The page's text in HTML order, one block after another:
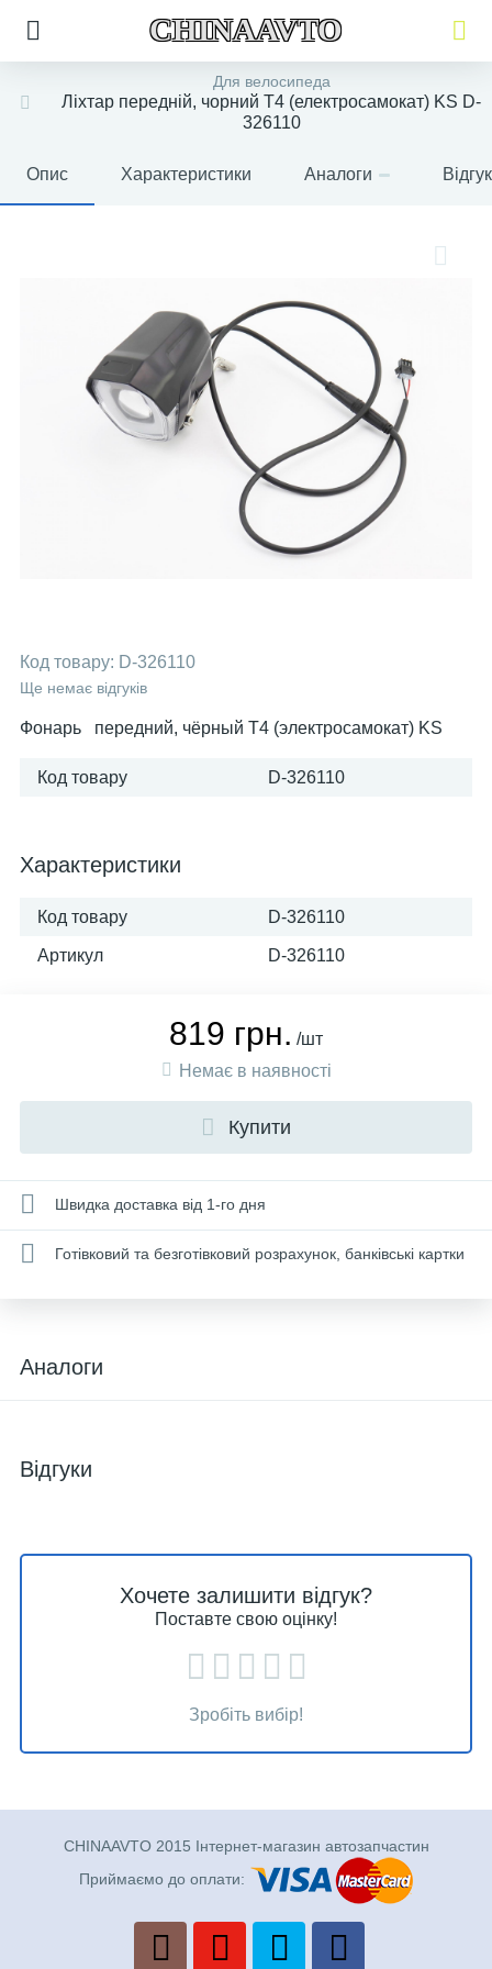
CHINAAVTO
Для велосипеда
Ліхтар передній, чорний T4 (електросамокат) KS D-
326110
Опис Характеристики Аналоги
Код товару: D-326110
Ще немає відгуків
Фонарь передний, чёрный T4 (электросамокат) KS
Код товару D-326110
Характеристики
Код товару D-326110
Артикул D-326110
819 грн. /шт
Немає в наявності
Купити
Швидка доставка від 1-го дня
Готівковий та безготівковий розрахунок, банківські картки
Аналоги
Відгуки
Хочете залишити відгук?
Поставте свою оцінку!
Зробіть вибір!
CHINAAVTO 2015 Інтернет-магазин автозапчастин
Приймаємо до оплати: